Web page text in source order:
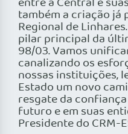
também a criação já
Regional de
pilar principal da
98/03. Vamos
canalizando os
nossas instituições,
Estado um novo
resgate da
futuro e em suas
Presidente do CRM-